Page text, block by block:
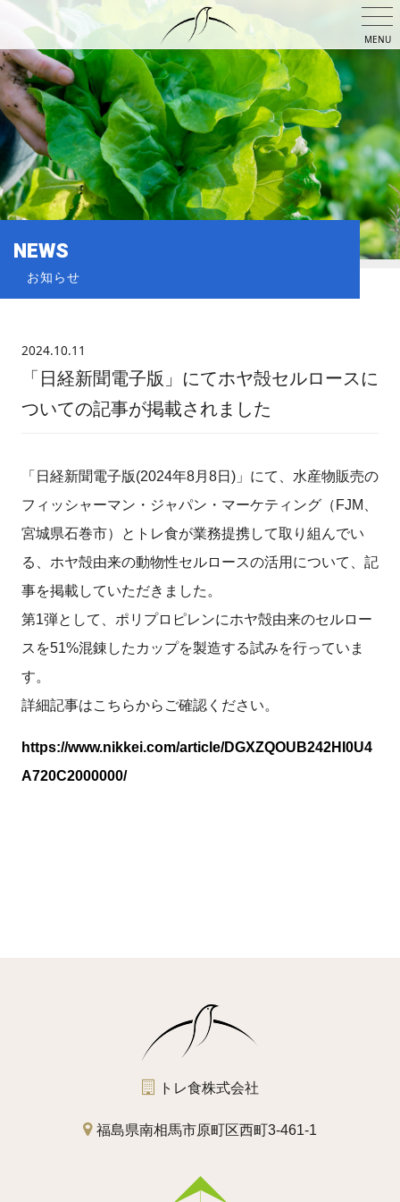
MENU
NEWS
お知らせ
2024.10.11
「日経新聞電子版」にてホヤ殻セルロースに
ついての記事が掲載されました
「日経新聞電子版(2024年8月8日)」にて、水産物販売の
フィッシャーマン・ジャパン・マーケティング（FJM、
宮城県石巻市）とトレ食が業務提携して取り組んでい
る、ホヤ殻由来の動物性セルロースの活用について、記
事を掲載していただきました。
第1弾として、ポリプロピレンにホヤ殻由来のセルロー
スを51%混錬したカップを製造する試みを行っていま
す。
詳細記事はこちらからご確認ください。
https://www.nikkei.com/article/DGXZQOUB242HI0U4
A720C2000000/
トレ食株式会社
福島県南相馬市原町区西町3-461-1